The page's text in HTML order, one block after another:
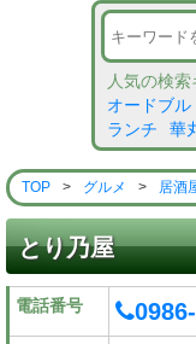
人気の検
オードブル
ランチ
華
TOP > グルメ > 居酒
とり乃屋
電話番号